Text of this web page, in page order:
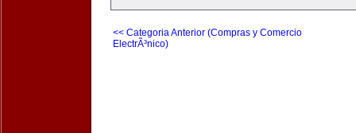
<< Categoria Anterior (Compras y Comercio
ElectrÃ³nico)